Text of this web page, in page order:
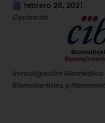
febrero 26, 2021
Centro de
Investigación Biomédica
Biomateriales y